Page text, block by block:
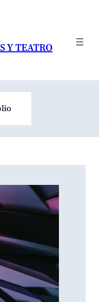
Y TEATRO